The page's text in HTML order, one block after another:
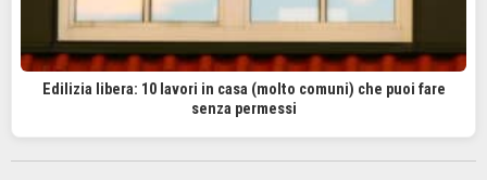
Edilizia libera: 10 lavori in casa (molto comuni) che puoi fare
senza permessi